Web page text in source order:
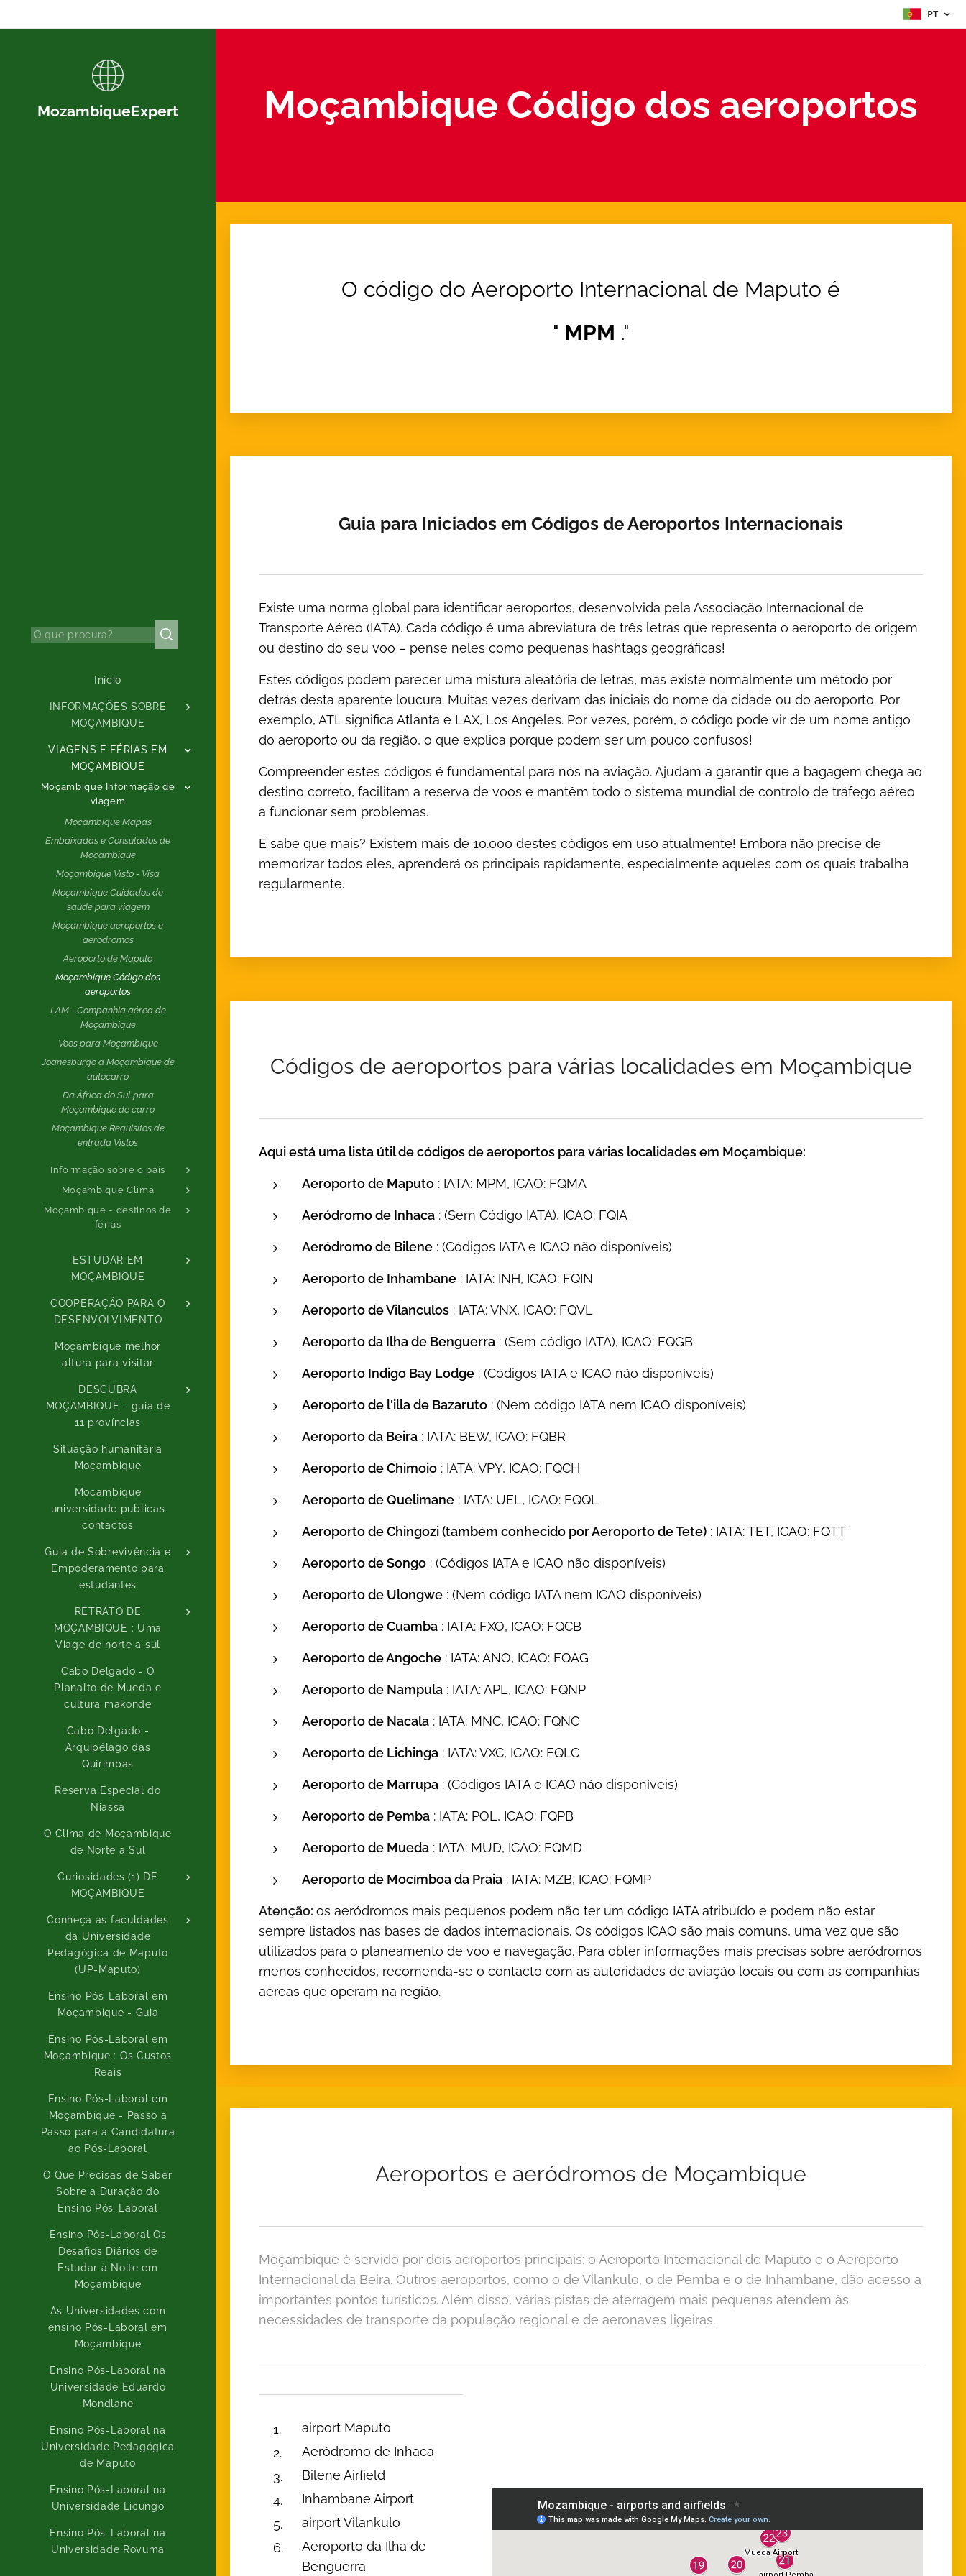
PT
MozambiqueExpert
Início
INFORMAÇÕES SOBRE
MOÇAMBIQUE
VIAGENS E FÉRIAS EM
MOÇAMBIQUE
Moçambique Informação de
viagem
Moçambique Mapas
Embaixadas e Consulados de
Moçambique
Moçambique Visto - Visa
Moçambique Cuidados de
saúde para viagem
Moçambique aeroportos e
aeródromos
Aeroporto de Maputo
Moçambique Código dos
aeroportos
LAM - Companhia aérea de
Moçambique
Voos para Moçambique
Joanesburgo a Moçambique de
autocarro
Da África do Sul para
Moçambique de carro
Moçambique Requisitos de
entrada Vistos
Informação sobre o país
Moçambique Clima
Moçambique - destinos de
férias
ESTUDAR EM
MOÇAMBIQUE
COOPERAÇÃO PARA O
DESENVOLVIMENTO
Moçambique melhor
altura para visitar
DESCUBRA
MOÇAMBIQUE - guia de
11 províncias
Situação humanitária
Moçambique
Mocambique
universidade publicas
contactos
Guia de Sobrevivência e
Empoderamento para
estudantes
RETRATO DE
MOÇAMBIQUE : Uma
Viage de norte a sul
Cabo Delgado - O
Planalto de Mueda e
cultura makonde
Cabo Delgado -
Arquipélago das
Quirimbas
Reserva Especial do
Niassa
O Clima de Moçambique
de Norte a Sul
Curiosidades (1) DE
MOÇAMBIQUE
Conheça as faculdades
da Universidade
Pedagógica de Maputo
(UP-Maputo)
Ensino Pós-Laboral em
Moçambique - Guia
Ensino Pós-Laboral em
Moçambique : Os Custos
Reais
Ensino Pós-Laboral em
Moçambique - Passo a
Passo para a Candidatura
ao Pós-Laboral
O Que Precisas de Saber
Sobre a Duração do
Ensino Pós-Laboral
Ensino Pós-Laboral Os
Desafios Diários de
Estudar à Noite em
Moçambique
As Universidades com
ensino Pós-Laboral em
Moçambique
Ensino Pós-Laboral na
Universidade Eduardo
Mondlane
Ensino Pós-Laboral na
Universidade Pedagógica
de Maputo
Ensino Pós-Laboral na
Universidade Licungo
Ensino Pós-Laboral na
Universidade Rovuma
Moçambique Código dos aeroportos
O código do Aeroporto Internacional de Maputo é
" MPM ."
Guia para Iniciados em Códigos de Aeroportos Internacionais
Existe uma norma global para identificar aeroportos, desenvolvida pela Associação Internacional de
Transporte Aéreo (IATA). Cada código é uma abreviatura de três letras que representa o aeroporto de origem
ou destino do seu voo – pense neles como pequenas hashtags geográficas!
Estes códigos podem parecer uma mistura aleatória de letras, mas existe normalmente um método por
detrás desta aparente loucura. Muitas vezes derivam das iniciais do nome da cidade ou do aeroporto. Por
exemplo, ATL significa Atlanta e LAX, Los Angeles. Por vezes, porém, o código pode vir de um nome antigo
do aeroporto ou da região, o que explica porque podem ser um pouco confusos!
Compreender estes códigos é fundamental para nós na aviação. Ajudam a garantir que a bagagem chega ao
destino correto, facilitam a reserva de voos e mantêm todo o sistema mundial de controlo de tráfego aéreo
a funcionar sem problemas.
E sabe que mais? Existem mais de 10.000 destes códigos em uso atualmente! Embora não precise de
memorizar todos eles, aprenderá os principais rapidamente, especialmente aqueles com os quais trabalha
regularmente.
Códigos de aeroportos para várias localidades em Moçambique
Aqui está uma lista útil de códigos de aeroportos para várias localidades em Moçambique:
Aeroporto de Maputo : IATA: MPM, ICAO: FQMA
Aeródromo de Inhaca : (Sem Código IATA), ICAO: FQIA
Aeródromo de Bilene : (Códigos IATA e ICAO não disponíveis)
Aeroporto de Inhambane : IATA: INH, ICAO: FQIN
Aeroporto de Vilanculos : IATA: VNX, ICAO: FQVL
Aeroporto da Ilha de Benguerra : (Sem código IATA), ICAO: FQGB
Aeroporto Indigo Bay Lodge : (Códigos IATA e ICAO não disponíveis)
Aeroporto de l'illa de Bazaruto : (Nem código IATA nem ICAO disponíveis)
Aeroporto da Beira : IATA: BEW, ICAO: FQBR
Aeroporto de Chimoio : IATA: VPY, ICAO: FQCH
Aeroporto de Quelimane : IATA: UEL, ICAO: FQQL
Aeroporto de Chingozi (também conhecido por Aeroporto de Tete) : IATA: TET, ICAO: FQTT
Aeroporto de Songo : (Códigos IATA e ICAO não disponíveis)
Aeroporto de Ulongwe : (Nem código IATA nem ICAO disponíveis)
Aeroporto de Cuamba : IATA: FXO, ICAO: FQCB
Aeroporto de Angoche : IATA: ANO, ICAO: FQAG
Aeroporto de Nampula : IATA: APL, ICAO: FQNP
Aeroporto de Nacala : IATA: MNC, ICAO: FQNC
Aeroporto de Lichinga : IATA: VXC, ICAO: FQLC
Aeroporto de Marrupa : (Códigos IATA e ICAO não disponíveis)
Aeroporto de Pemba : IATA: POL, ICAO: FQPB
Aeroporto de Mueda : IATA: MUD, ICAO: FQMD
Aeroporto de Mocímboa da Praia : IATA: MZB, ICAO: FQMP
Atenção: os aeródromos mais pequenos podem não ter um código IATA atribuído e podem não estar
sempre listados nas bases de dados internacionais. Os códigos ICAO são mais comuns, uma vez que são
utilizados para o planeamento de voo e navegação. Para obter informações mais precisas sobre aeródromos
menos conhecidos, recomenda-se o contacto com as autoridades de aviação locais ou com as companhias
aéreas que operam na região.
Aeroportos e aeródromos de Moçambique
Moçambique é servido por dois aeroportos principais: o Aeroporto Internacional de Maputo e o Aeroporto
Internacional da Beira. Outros aeroportos, como o de Vilankulo, o de Pemba e o de Inhambane, dão acesso a
importantes pontos turísticos. Além disso, várias pistas de aterragem mais pequenas atendem às
necessidades de transporte da população regional e de aeronaves ligeiras.
airport Maputo
Aeródromo de Inhaca
Bilene Airfield
Inhambane Airport
airport Vilankulo
Aeroporto da Ilha de
Benguerra